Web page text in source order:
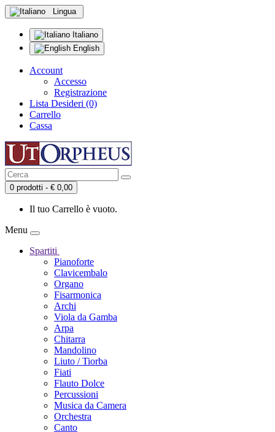
Lingua
Italiano
English
Account
Accesso
Registrazione
Lista Desideri (0)
Carrello
Cassa
0 prodotti - € 0,00
Il tuo Carrello è vuoto.
Menu
Spartiti
Pianoforte
Clavicembalo
Organo
Fisarmonica
Archi
Viola da Gamba
Arpa
Chitarra
Mandolino
Liuto / Tiorba
Fiati
Flauto Dolce
Percussioni
Musica da Camera
Orchestra
Canto